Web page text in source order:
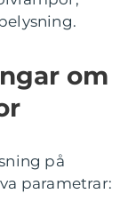
om
på
parametrar: